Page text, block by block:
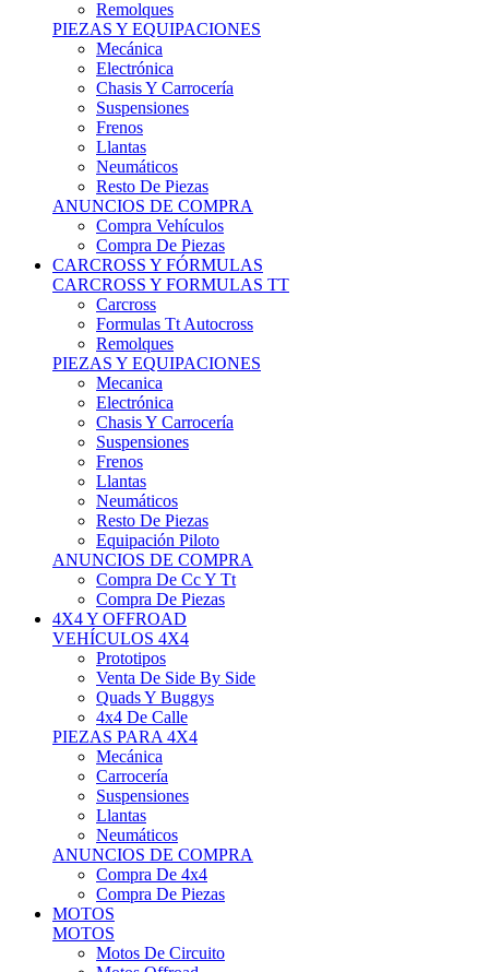
Remolques
PIEZAS Y EQUIPACIONES
Mecánica
Electrónica
Chasis Y Carrocería
Suspensiones
Frenos
Llantas
Neumáticos
Resto De Piezas
ANUNCIOS DE COMPRA
Compra Vehículos
Compra De Piezas
CARCROSS Y FÓRMULAS
CARCROSS Y FORMULAS TT
Carcross
Formulas Tt Autocross
Remolques
PIEZAS Y EQUIPACIONES
Mecanica
Electrónica
Chasis Y Carrocería
Suspensiones
Frenos
Llantas
Neumáticos
Resto De Piezas
Equipación Piloto
ANUNCIOS DE COMPRA
Compra De Cc Y Tt
Compra De Piezas
4X4 Y OFFROAD
VEHÍCULOS 4X4
Prototipos
Venta De Side By Side
Quads Y Buggys
4x4 De Calle
PIEZAS PARA 4X4
Mecánica
Carrocería
Suspensiones
Llantas
Neumáticos
ANUNCIOS DE COMPRA
Compra De 4x4
Compra De Piezas
MOTOS
MOTOS
Motos De Circuito